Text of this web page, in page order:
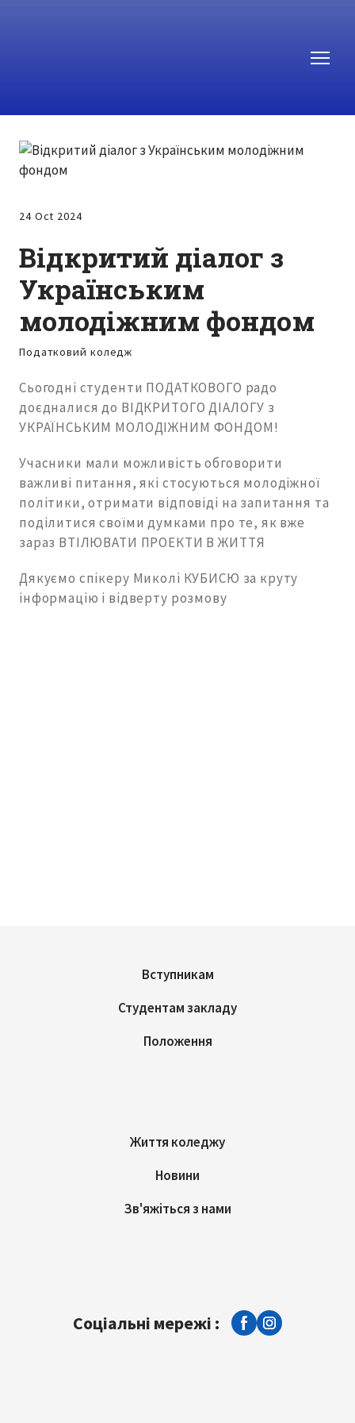
24 Oct 2024
Відкритий діалог з
Українським
молодіжним фондом
Податковий коледж
Сьогодні студенти ПОДАТКОВОГО радо
доєдналися до ВІДКРИТОГО ДІАЛОГУ з
УКРАЇНСЬКИМ МОЛОДІЖНИМ ФОНДОМ!
Учасники мали можливість обговорити
важливі питання, які стосуються молодіжної
політики, отримати відповіді на запитання та
поділитися своїми думками про те, як вже
зараз ВТІЛЮВАТИ ПРОЕКТИ В ЖИТТЯ
Дякуємо спікеру Миколі КУБИСЮ за круту
інформацію і відверту розмову
Вступникам
Студентам закладу
Положення
Життя коледжу
Новини
Зв'яжіться з нами
Соціальні мережі :